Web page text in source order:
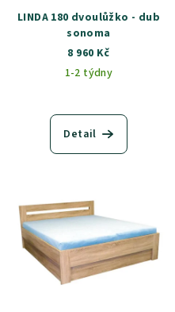
LINDA 180 dvoulůžko - dub
sonoma
8 960 Kč
1-2 týdny
Detail